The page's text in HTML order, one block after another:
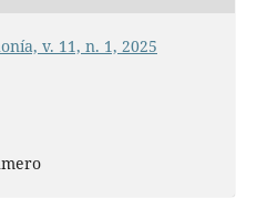
v. 11, n. 1, 2025